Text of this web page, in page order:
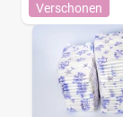
Verschonen